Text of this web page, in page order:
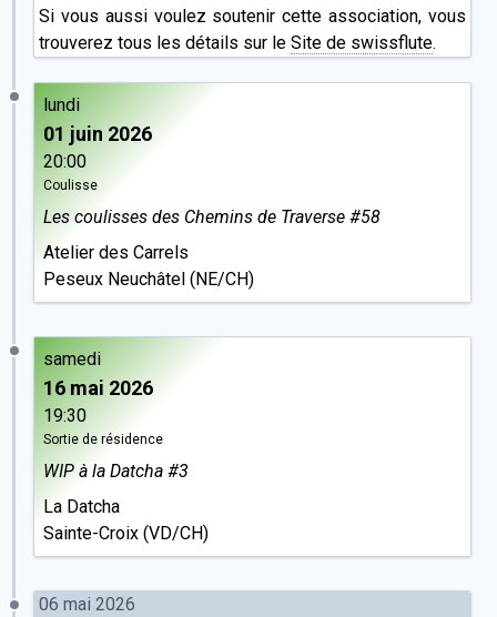
Si vous aussi voulez soutenir cette association, vous
trouverez tous les détails sur le Site de swissflute.
lundi
01 juin 2026
20:00
Coulisse
Les coulisses des Chemins de Traverse #58
Atelier des Carrels
Peseux Neuchâtel (NE/CH)
samedi
16 mai 2026
19:30
Sortie de résidence
WIP à la Datcha #3
La Datcha
Sainte-Croix (VD/CH)
06 mai 2026